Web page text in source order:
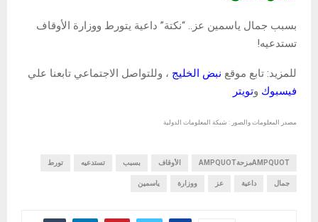
بسبب جمال ياسمين عز.. “نكتة” داعية يتورط ووزارة الأوقاف
تستدعيه!
للمزيد: تابع موقع نبض الخليج ، وللتواصل الاجتماعي تابعنا علي
فيسبوك وتويتر
مصدر المعلومات والصور : شبكة المعلومات الدولية
AMPQUOTمزحةAMPQUOT الأوقاف بسبب تستدعيه تورط
جمال داعية عز ووزارة ياسمين